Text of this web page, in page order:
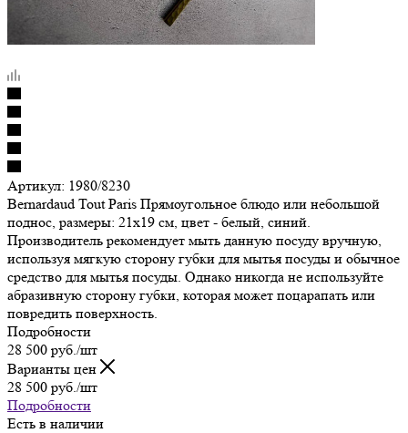
Артикул: 1980/8230
Bernardaud Tout Paris Прямоугольное блюдо или небольшой
поднос, размеры: 21х19 см, цвет - белый, синий.
Производитель рекомендует мыть данную посуду вручную,
используя мягкую сторону губки для мытья посуды и обычное
средство для мытья посуды. Однако никогда не используйте
абразивную сторону губки, которая может поцарапать или
повредить поверхность.
Подробности
28 500 руб. /шт
Варианты цен
28 500 руб. /шт
Подробности
Есть в наличии